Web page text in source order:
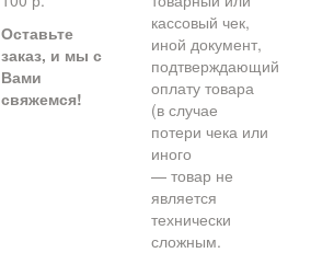
Оставьте
заказ, и мы с
Вами
свяжемся!
кассовый чек,
иной документ,
подтверждающий
оплату товара
(в случае
потери чека или
иного
— товар не
является
технически
сложным.